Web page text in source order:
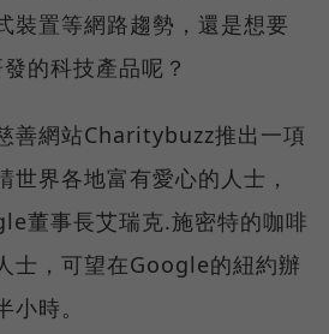
裝置等網路趨勢，還是想要
的科技產品呢？
善網站Charitybuzz推出一項
世界各地富有愛心的人士，
董事長艾瑞克.施密特的咖啡
士，可望在Google的紐約辦
時。